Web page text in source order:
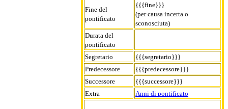
Fine del
pontificato
{{{fine}}}
(per causa incerta o
sconosciuta)
Durata del
pontificato
Segretario
{{{segretario}}}
Predecessore
{{{predecessore}}}
Successore
{{{successore}}}
Extra
Anni di pontificato